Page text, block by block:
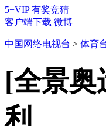
5+VIP 有奖竞猜
客户端下载 微博
中国网络电视台 > 体育
[全景奥
利